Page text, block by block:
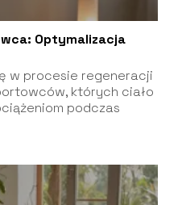
Optymalizacja
w procesie regeneracji
których ciało
podczas